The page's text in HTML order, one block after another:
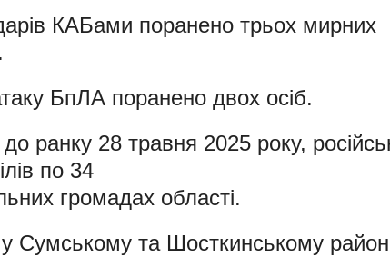
КАБами поранено трьох мирних
БпЛА поранено двох осіб.
ранку 28 травня 2025 року,
по 34
громадах області.
у Сумському та Шосткинському